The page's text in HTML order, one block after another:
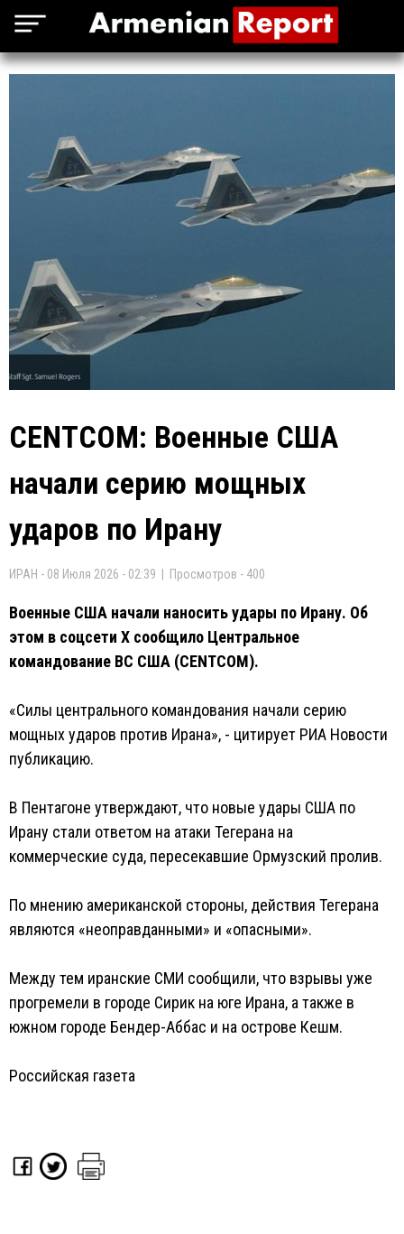
CENTCOM: Военные США
начали серию мощных
ударов по Ирану
ИРАН - 08 Июля 2026 - 02:39 | Просмотров - 400
Военные США начали наносить удары по Ирану. Об
этом в соцсети Х сообщило Центральное
командование ВС США (CENTCOM).
«Силы центрального командования начали серию
мощных ударов против Ирана», - цитирует РИА Новости
публикацию.
В Пентагоне утверждают, что новые удары США по
Ирану стали ответом на атаки Тегерана на
коммерческие суда, пересекавшие Ормузский пролив.
По мнению американской стороны, действия Тегерана
являются «неоправданными» и «опасными».
Между тем иранские СМИ сообщили, что взрывы уже
прогремели в городе Сирик на юге Ирана, а также в
южном городе Бендер-Аббас и на острове Кешм.
Российская газета